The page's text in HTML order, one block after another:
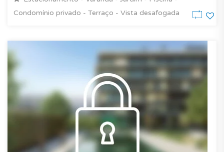
Condomínio privado - Terraço - Vista desafogada